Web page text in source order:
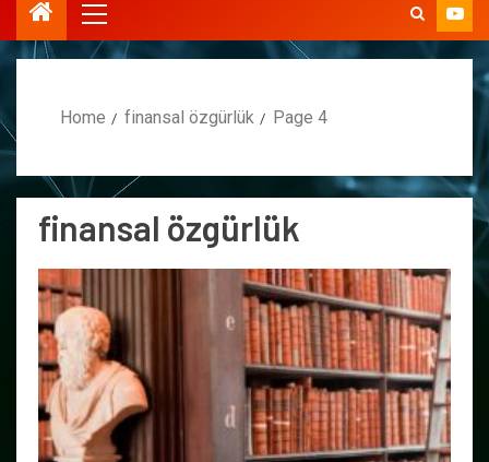
Home finansal özgürlük Page 4
finansal özgürlük